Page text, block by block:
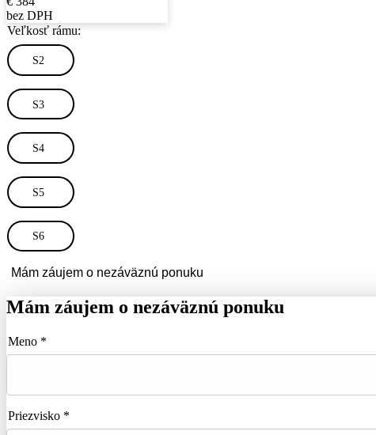
bez DPH
Veľkosť rámu:
S2
S3
S4
S5
S6
Mám záujem o nezáväznú ponuku
Mám záujem o nezáväznú ponuku
Meno *
Priezvisko *